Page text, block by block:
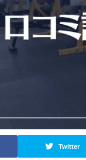
Twitter